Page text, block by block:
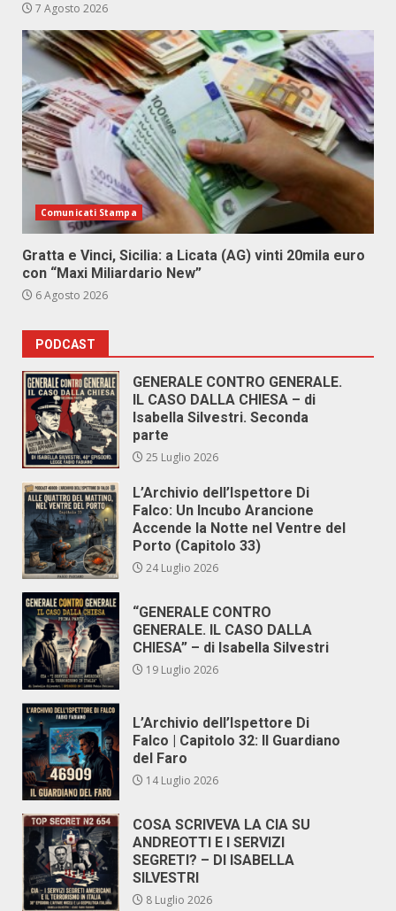
7 Agosto 2026
Comunicati Stampa
Gratta e Vinci, Sicilia: a Licata (AG) vinti 20mila euro
con “Maxi Miliardario New”
6 Agosto 2026
PODCAST
GENERALE CONTRO GENERALE.
IL CASO DALLA CHIESA – di
Isabella Silvestri. Seconda
parte
25 Luglio 2026
L’Archivio dell’Ispettore Di
Falco: Un Incubo Arancione
Accende la Notte nel Ventre del
Porto (Capitolo 33)
24 Luglio 2026
“GENERALE CONTRO
GENERALE. IL CASO DALLA
CHIESA” – di Isabella Silvestri
19 Luglio 2026
L’Archivio dell’Ispettore Di
Falco | Capitolo 32: Il Guardiano
del Faro
14 Luglio 2026
COSA SCRIVEVA LA CIA SU
ANDREOTTI E I SERVIZI
SEGRETI? – DI ISABELLA
SILVESTRI
8 Luglio 2026